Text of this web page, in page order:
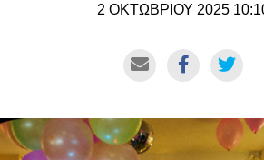
2 ΟΚΤΩΒΡΙΟΥ 2025